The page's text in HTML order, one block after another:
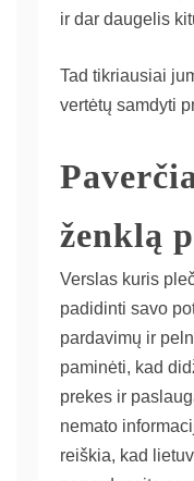
ir dar daugelis
Tad tikriausiai
vertėtų samdyti
ženklą
Verslas kuris
padidinti savo
pardavimų ir
paminėti, kad
prekes ir
nemato
reiškia, kad